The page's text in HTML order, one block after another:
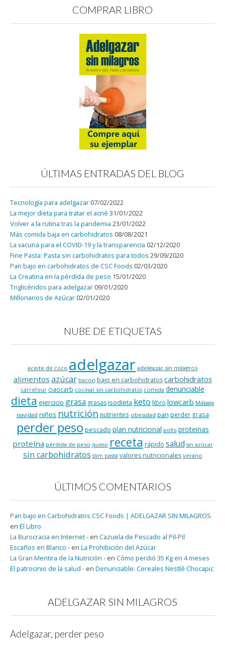
COMPRAR LIBRO
ÚLTIMAS ENTRADAS DEL BLOG
Tecnología para adelgazar 07/02/2022
La mejor dieta para tratar el acné 31/01/2022
Volver a la rutina tras la pandemia 23/01/2022
Más comida baja en carbohidratos 08/08/2021
La vacuna para el COVID-19 y la transparencia 02/12/2020
Fine Pasta: Pasta sin carbohidratos para todos 29/09/2020
Pan bajo en carbohidratos de CSC Foods 02/03/2020
La Creatina en la pérdida de peso 15/01/2020
Triglicéridos para adelgazar 09/01/2020
Millonarios de Azúcar 02/01/2020
NUBE DE ETIQUETAS
aceite de coco adelgazar adelgazar sin milagros
alimentos azúcar bacon bajo en carbohidratos carbohidratos
carrefour ciaocarb cocinar sin carbohidratos comida denunciable
dieta ejercicio grasa grasasisodieta keto libro lowcarb Málaga
navidad niños nutrición nutrientes obesidad pan perder grasa
perder peso pescado plan nutricional pollo proteinas
proteína pérdida de peso queso receta rápido salud sin azúcar
sin carbohidratos slim pasta valores nutricionales verano
ÚLTIMOS COMENTARIOS
Pan bajo en Carbohidratos CSC Foods | ADELGAZAR SIN MILAGROS
en El Libro
La Burocracia en Internet - en Cazuela de Pescado al Pil-Pil
Escaños en Blanco - en La Prohibición del Azúcar
La Gran Mentira de la Nutrición - en Cómo perdió 35 Kg en 4 meses
El patrocinio de la salud - en Denunciable: Cereales Nestlé Chocapic
ADELGAZAR SIN MILAGROS
Adelgazar, perder peso